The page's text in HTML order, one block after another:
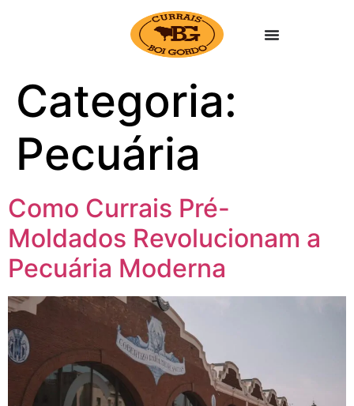
Categoria:
Pecuária
Como Currais Pré-
Moldados Revolucionam a
Pecuária Moderna